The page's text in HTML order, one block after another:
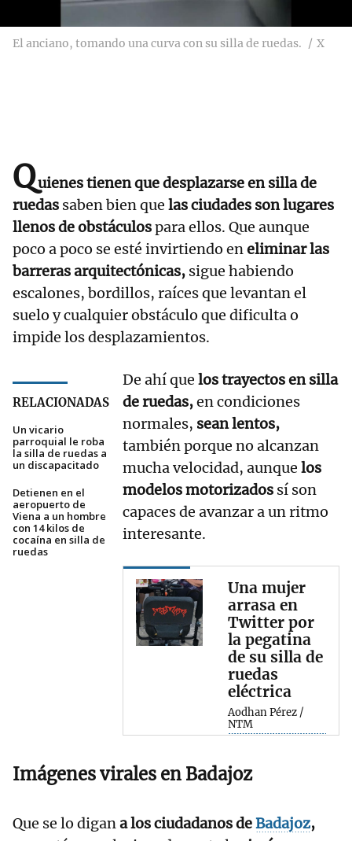
El anciano, tomando una curva con su silla de ruedas. X
Quienes tienen que desplazarse en silla de
ruedas saben bien que las ciudades son lugares
llenos de obstáculospara ellos. Que aunque
poco a poco se esté invirtiendo eneliminar las
barreras arquitectónicas, sigue habiendo
escalones, bordillos, raíces que levantan el
suelo y cualquier obstáculo que dificulta o
impide los desplazamientos.
RELACIONADAS
Un vicario
parroquial le roba
la silla de ruedas a
un discapacitado
Detienen en el
aeropuerto de
Viena a un hombre
con 14 kilos de
cocaína en silla de
ruedas
De ahí que los trayectos en silla
de ruedas,en condiciones
normales, sean lentos,
también porque no alcanzan
mucha velocidad, aunque los
modelos motorizados sí son
capaces de avanzar a un ritmo
interesante.
Una mujer
arrasa en
Twitter por
la pegatina
de su silla de
ruedas
eléctrica
Aodhan Pérez /
NTM
Imágenes virales en Badajoz
Que se lo digana los ciudadanos deBadajoz,